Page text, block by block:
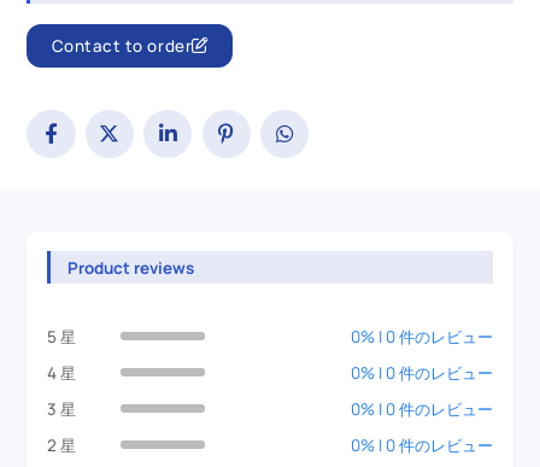
Contact to order
Product reviews
5 星
0% | 0 件のレビュー
4 星
0% | 0 件のレビュー
3 星
0% | 0 件のレビュー
2 星
0% | 0 件のレビュー